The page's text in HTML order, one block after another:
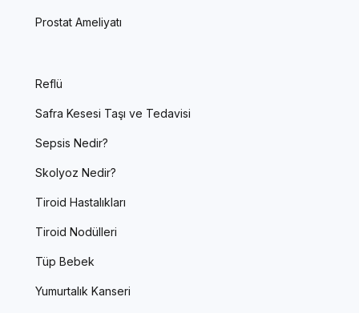
Prostat Ameliyatı
Reflü
Safra Kesesi Taşı ve Tedavisi
Sepsis Nedir?
Skolyoz Nedir?
Tiroid Hastalıkları
Tiroid Nodülleri
Tüp Bebek
Yumurtalık Kanseri